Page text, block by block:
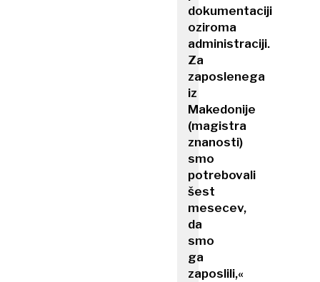
dokumentaciji
oziroma
administraciji.
Za
zaposlenega
iz
Makedonije
(magistra
znanosti)
smo
potrebovali
šest
mesecev,
da
smo
ga
zaposlili,«